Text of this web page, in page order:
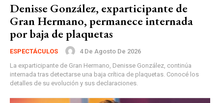
Denisse González, exparticipante de
Gran Hermano, permanece internada
por baja de plaquetas
ESPECTÁCULOS
4 De Agosto De 2026
La exparticipante de Gran Hermano, Denisse González, continúa
internada tras detectarse una baja crítica de plaquetas. Conocé los
detalles de su evolución y sus declaraciones.